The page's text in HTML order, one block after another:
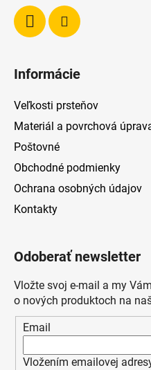
Informácie
Veľkosti prsteňov
Materiál a povrchová
Poštovné
Obchodné podmienky
Ochrana osobných údajov
Kontakty
Odoberať newsletter
Vložte svoj e-mail a my
o nových produktoch na
Email
Vložením emailovej